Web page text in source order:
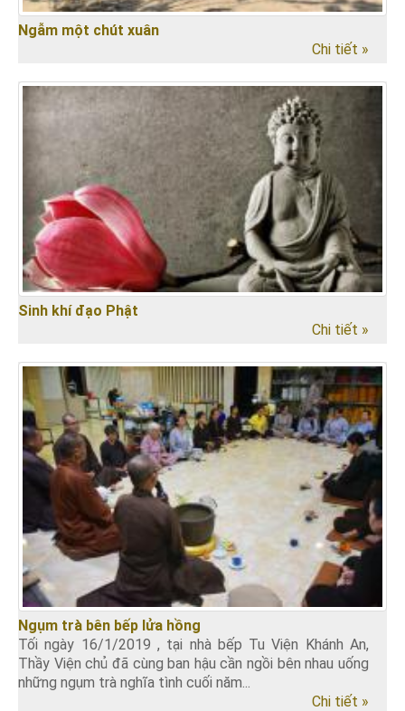
Ngẫm một chút xuân
Chi tiết »
Sinh khí đạo Phật
Chi tiết »
Ngụm trà bên bếp lửa hồng
Tối ngày 16/1/2019 , tại nhà bếp Tu Viện Khánh An,
Thầy Viện chủ đã cùng ban hậu cần ngồi bên nhau uống
những ngụm trà nghĩa tình cuối năm...
Chi tiết »